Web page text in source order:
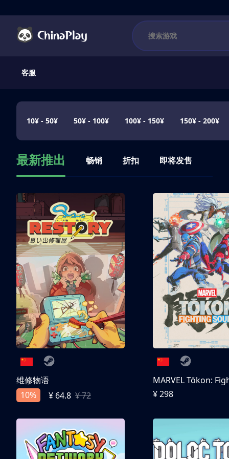
客服
10¥ - 50¥ 50¥ - 100¥ 100¥ - 150¥ 150¥ - 200¥
最新推出 畅销 折扣 即将发售
维修物语
10%
¥ 64.8 ¥ 72 ¥ 298